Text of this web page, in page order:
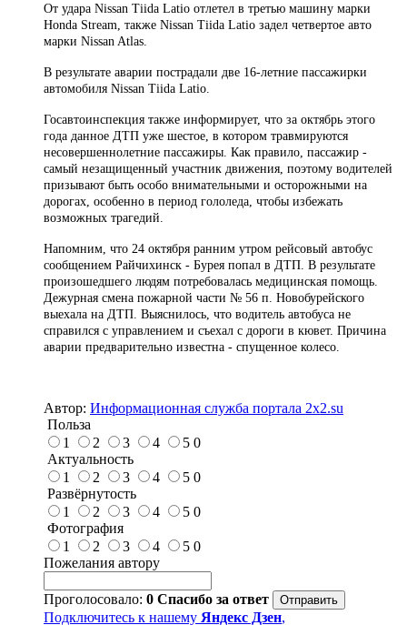
От удара Nissan Tiida Latio отлетел в третью машину марки
Honda Stream, также Nissan Tiida Latio задел четвертое авто
марки Nissan Atlas.
В результате аварии пострадали две 16-летние пассажирки
автомобиля Nissan Tiida Latio.
Госавтоинспекция также информирует, что за октябрь этого
года данное ДТП уже шестое, в котором травмируются
несовершеннолетние пассажиры. Как правило, пассажир -
самый незащищенный участник движения, поэтому водителей
призывают быть особо внимательными и осторожными на
дорогах, особенно в период гололеда, чтобы избежать
возможных трагедий.
Напомним, что 24 октября ранним утром рейсовый автобус
сообщением Райчихинск - Бурея попал в ДТП. В результате
произошедшего людям потребовалась медицинская помощь.
Дежурная смена пожарной части № 56 п. Новобурейского
выехала на ДТП. Выяснилось, что водитель автобуса не
справился с управлением и съехал с дороги в кювет. Причина
аварии предварительно известна - спущенное колесо.
Автор: Информационная служба портала 2x2.su
Польза
1
2 3 4 5 0
Актуальность
1
2 3 4 5 0
Развёрнутость
1
2 3 4 5 0
Фотография
1
2 3 4 5 0
Пожелания автору
Проголосовало: 0 Спасибо за ответ
Подключитесь к нашему Яндекс Дзен,